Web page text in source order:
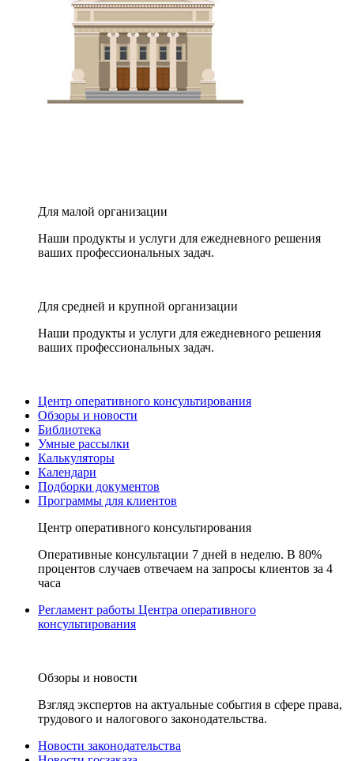
Для малой организации
Наши продукты и услуги для ежедневного решения
ваших профессиональных задач.
Для средней и крупной организации
Наши продукты и услуги для ежедневного решения
ваших профессиональных задач.
Центр оперативного консультирования
Обзоры и новости
Библиотека
Умные рассылки
Калькуляторы
Календари
Подборки документов
Программы для клиентов
Центр оперативного консультирования
Оперативные консультации 7 дней в неделю. В 80%
процентов случаев отвечаем на запросы клиентов за 4
часа
Регламент работы Центра оперативного
консультирования
Обзоры и новости
Взгляд экспертов на актуальные события в сфере права,
трудового и налогового законодательства.
Новости законодательства